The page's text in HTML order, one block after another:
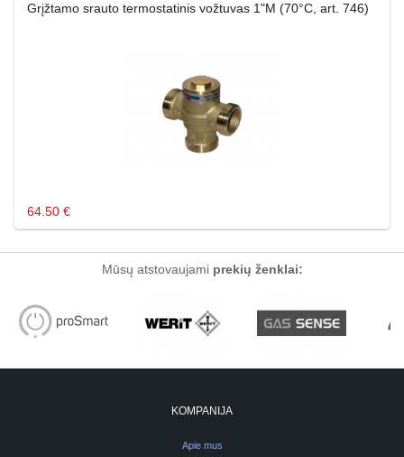
Grįžtamo srauto termostatinis vožtuvas 1"M (70°C, art. 746)
64.50 €
Mūsų atstovaujami prekių ženklai:
KOMPANIJA
Apie mus